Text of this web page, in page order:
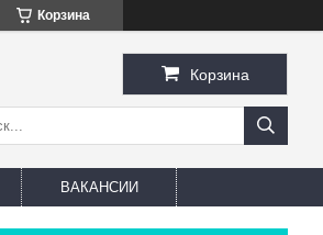
Корзина
Корзина
ВАКАНСИИ